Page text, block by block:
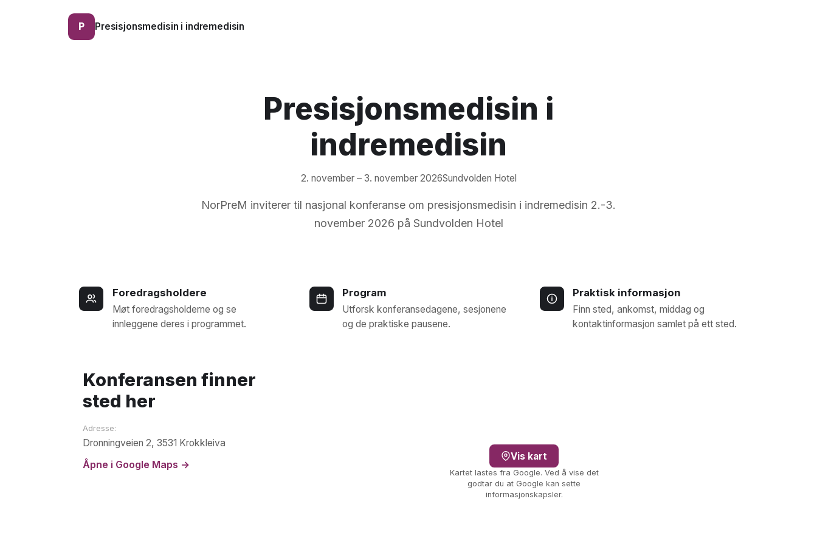
P Presisjonsmedisin i indremedisin
Presisjonsmedisin i
indremedisin
2. november – 3. november 2026Sundvolden Hotel
NorPreM inviterer til nasjonal konferanse om presisjonsmedisin i indremedisin 2.-3.
november 2026 på Sundvolden Hotel
Foredragsholdere
Møt foredragsholderne og se
innleggene deres i programmet.
Program
Utforsk konferansedagene, sesjonene
og de praktiske pausene.
Praktisk informasjon
Finn sted, ankomst, middag og
kontaktinformasjon samlet på ett sted.
Konferansen finner
sted her
Adresse:
Dronningveien 2, 3531 Krokkleiva
Åpne i Google Maps →
Vis kart
Kartet lastes fra Google. Ved å vise det
godtar du at Google kan sette
informasjonskapsler.